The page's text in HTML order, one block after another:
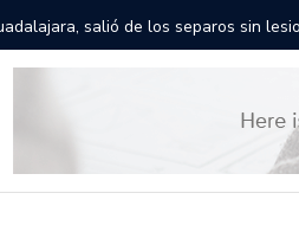
de Guadalajara: aparta la fecha